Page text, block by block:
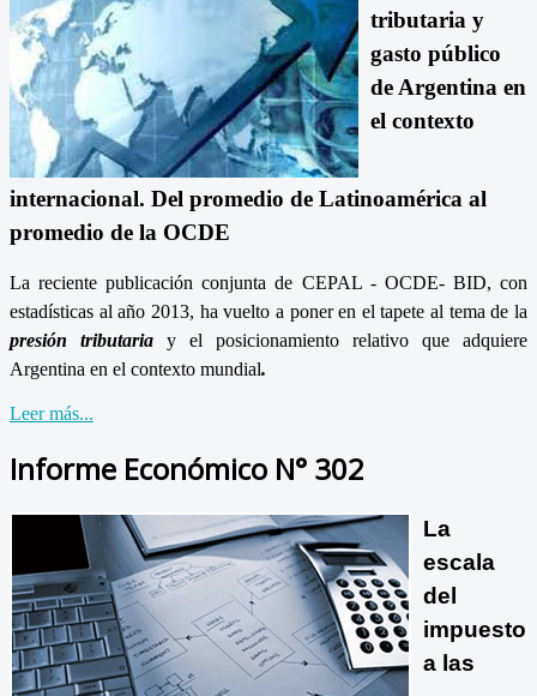
tributaria y
gasto público
de Argentina en
el contexto
internacional. Del promedio de Latinoamérica al
promedio de la OCDE
La reciente publicación conjunta de CEPAL - OCDE- BID, con
estadísticas al año 2013, ha vuelto a poner en el tapete al tema de la
presión tributaria y el posicionamiento relativo que adquiere
Argentina en el contexto mundial.
Leer más...
Informe Económico N° 302
La
escala
del
impuesto
a las